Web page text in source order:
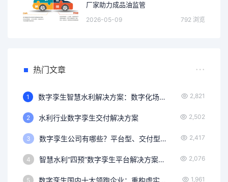
厂家助力成品油监管
2026-05-09 792 浏览
热门文章
1 数字孪生智慧水利解决方案：数字化场景、智慧化模拟、精准化决策，构建数字孪生流域为核心的智慧水利体系 2,821
2 水利行业数字孪生交付解决方案 2,502
3 数字孪生公司有哪些？平台型、交付型、创新型头部企业全景梳理 2,417
4 智慧水利“四预”数字孪生平台解决方案——以业务功能为核心驱动水灾害防御智能化升级 2,076
5 1,961